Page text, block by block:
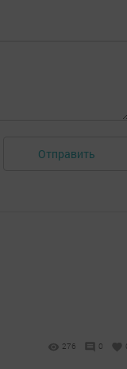
Отправить
276 0